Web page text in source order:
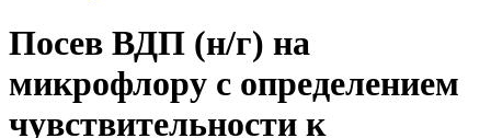
Посев ВДП (н/г) на
микрофлору с определением
чувcтвительности к